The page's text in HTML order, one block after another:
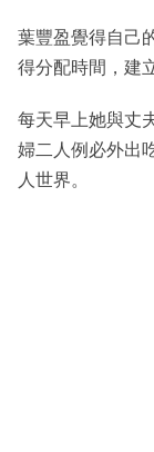
葉豐盈覺得自己
得分配時間，建
每天早上她與丈
婦二人例必外出
人世界。